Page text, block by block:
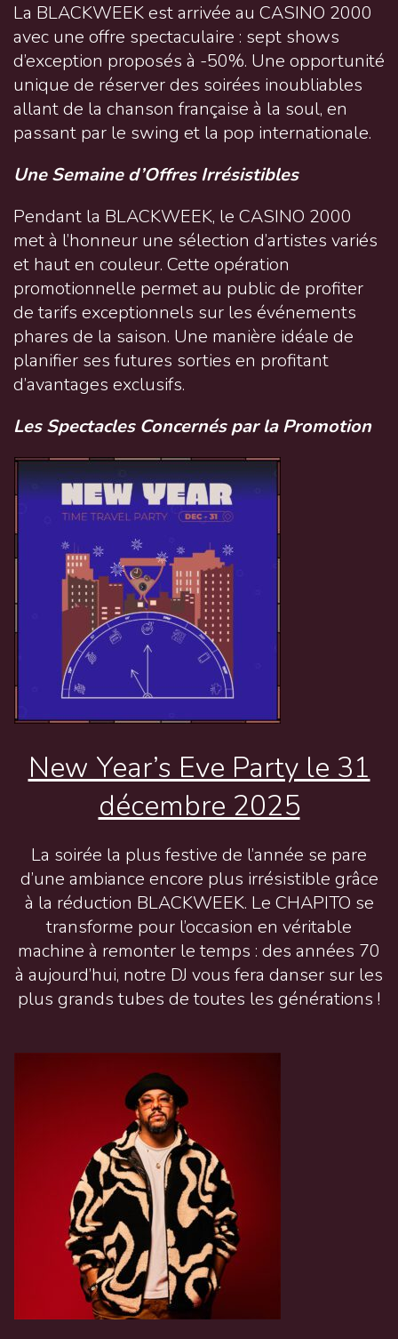
La BLACKWEEK est arrivée au CASINO 2000
avec une offre spectaculaire : sept shows
d’exception proposés à -50%. Une opportunité
unique de réserver des soirées inoubliables
allant de la chanson française à la soul, en
passant par le swing et la pop internationale.
Une Semaine d’Offres Irrésistibles
Pendant la BLACKWEEK, le CASINO 2000
met à l’honneur une sélection d’artistes variés
et haut en couleur. Cette opération
promotionnelle permet au public de profiter
de tarifs exceptionnels sur les événements
phares de la saison. Une manière idéale de
planifier ses futures sorties en profitant
d’avantages exclusifs.
Les Spectacles Concernés par la Promotion
New Year’s Eve Party le 31
décembre 2025
La soirée la plus festive de l’année se pare
d’une ambiance encore plus irrésistible grâce
à la réduction BLACKWEEK. Le CHAPITO se
transforme pour l’occasion en véritable
machine à remonter le temps : des années 70
à aujourd’hui, notre DJ vous fera danser sur les
plus grands tubes de toutes les générations !